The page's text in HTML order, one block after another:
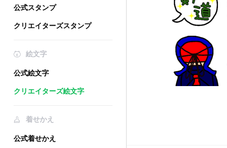
公式スタンプ
クリエイターズスタンプ
絵文字
公式絵文字
クリエイターズ絵文字
着せかえ
公式着せかえ